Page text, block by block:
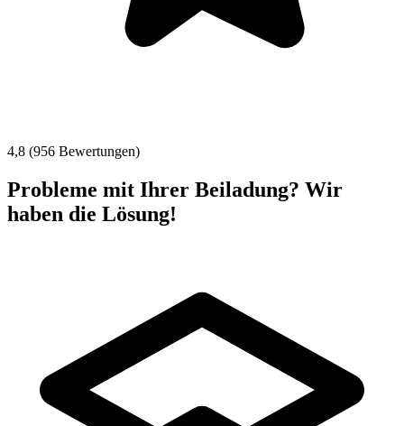
4,8 (956 Bewertungen)
Probleme mit Ihrer Beiladung? Wir
haben die Lösung!